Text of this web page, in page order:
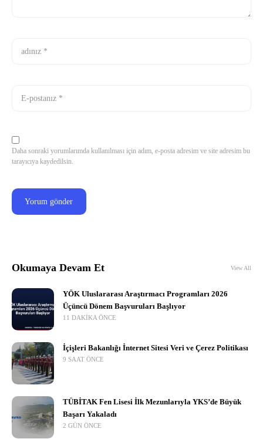
Daha sonraki yorumlarımda kullanılması için adım, e-posta adresim ve site adresim bu
tarayıcıya kaydedilsin.
Okumaya Devam Et View All
YÖK Uluslararası Araştırmacı Programları 2026
Üçüncü Dönem Başvuruları Başlıyor
11 DAKIKA ÖNCE
İçişleri Bakanlığı İnternet Sitesi Veri ve Çerez Politikası
9 SAAT ÖNCE
TÜBİTAK Fen Lisesi İlk Mezunlarıyla YKS’de Büyük
Başarı Yakaladı
2 GÜN ÖNCE